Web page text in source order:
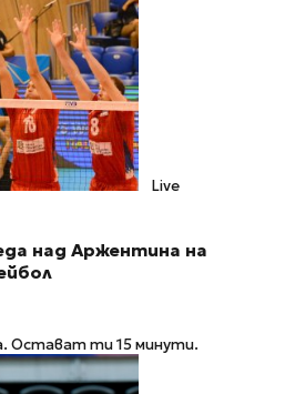
Live
над Аржентина на
Остават ти 15 минути.